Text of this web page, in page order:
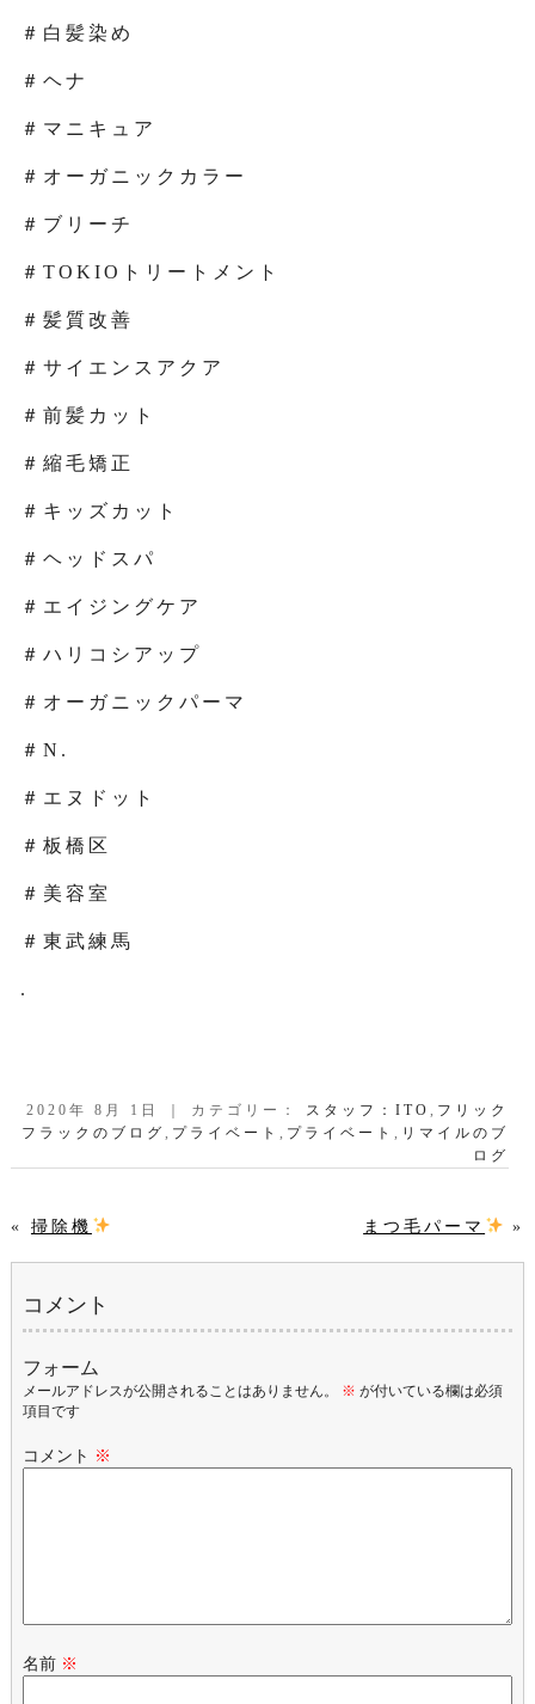
＃白髪染め
＃ヘナ
＃マニキュア
＃オーガニックカラー
＃ブリーチ
＃TOKIOトリートメント
＃髪質改善
＃サイエンスアクア
＃前髪カット
＃縮毛矯正
＃キッズカット
＃ヘッドスパ
＃エイジングケア
＃ハリコシアップ
＃オーガニックパーマ
＃N.
＃エヌドット
＃板橋区
＃美容室
＃東武練馬
.
2020年 8月 1日 ｜ カテゴリー： スタッフ：ITO, フリック
フラックのブログ, プライベート, プライベート, リマイルのブ
ログ
« 掃除機 まつ毛パーマ »
コメント
フォーム
メールアドレスが公開されることはありません。 ※ が付いている欄は必須
項目です
コメント ※
名前 ※